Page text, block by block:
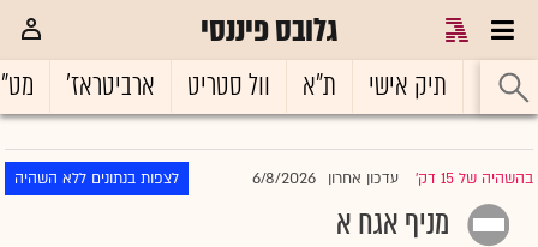
גלובס פיננסי
ראשי תיק אישי ת"א וול סטריט ארביטראז'
בהשהיה של 15 דק' |עדכון אחרון 6/8/2026 לצפות בנתונים ללא השהיה
מניף אגח א